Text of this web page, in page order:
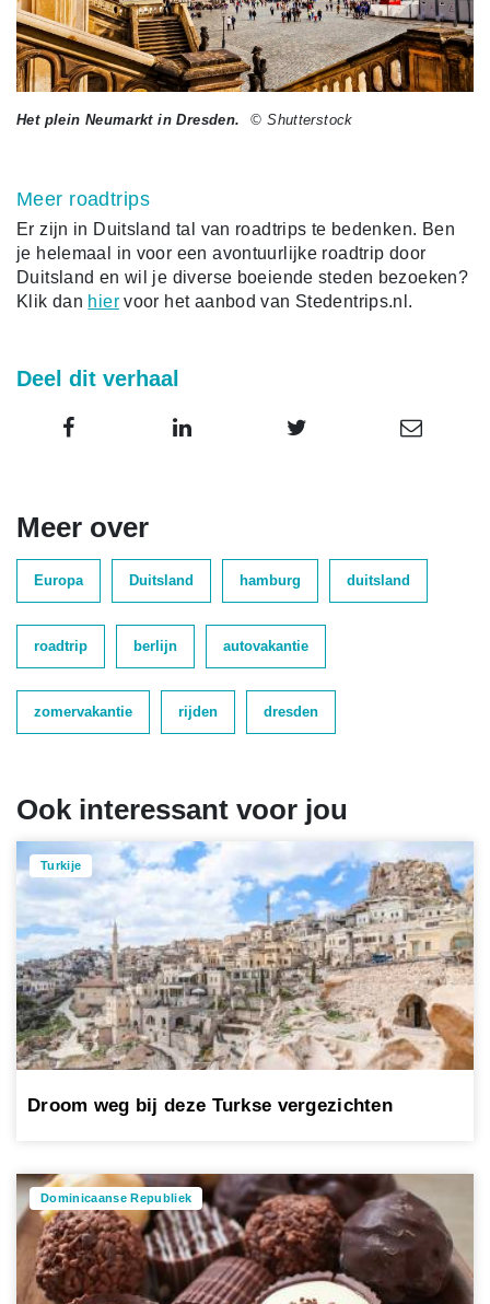
Het plein Neumarkt in Dresden. © Shutterstock
Meer roadtrips
Er zijn in Duitsland tal van roadtrips te bedenken. Ben
je helemaal in voor een avontuurlijke roadtrip door
Duitsland en wil je diverse boeiende steden bezoeken?
Klik dan hiervoor het aanbod van Stedentrips.nl.
Deel dit verhaal
Meer over
Europa Duitsland hamburg duitsland
roadtrip berlijn autovakantie
zomervakantie rijden dresden
Ook interessant voor jou
Turkije
Droom weg bij deze Turkse vergezichten
Dominicaanse Republiek